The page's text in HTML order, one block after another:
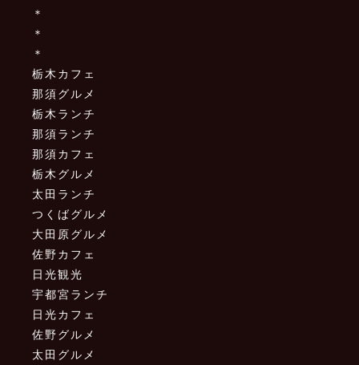
＊
＊
＊
栃木カフェ
那須グルメ
栃木ランチ
那須ランチ
那須カフェ
栃木グルメ
太田ランチ
つくばグルメ
大田原グルメ
佐野カフェ
日光観光
宇都宮ランチ
日光カフェ
佐野グルメ
太田グルメ